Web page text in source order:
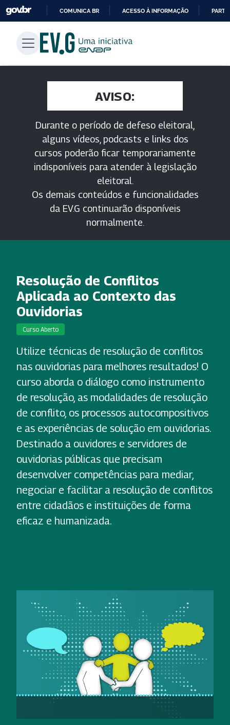
PARA
CONTEÚDO
COMUNICA BR ACESSO À INFORMAÇÃO
AVISO:
Durante o período de defeso eleitoral,
alguns vídeos, podcasts e links dos
cursos poderão ficar temporariamente
indisponíveis para atender à legislação
eleitoral.
Os demais conteúdos e funcionalidades
da EV.G continuarão disponíveis
normalmente.
Resolução de Conflitos
Aplicada ao Contexto das
Ouvidorias
Curso Aberto
Utilize técnicas de resolução de conflitos
nas ouvidorias para melhores resultados! O
curso aborda o diálogo como instrumento
de resolução, as modalidades de resolução
de conflito, os processos autocompositivos
e as experiências de solução em ouvidorias.
Destinado a ouvidores e servidores de
ouvidorias públicas que precisam
desenvolver competências para mediar,
negociar e facilitar a resolução de conflitos
entre cidadãos e instituições de forma
eficaz e humanizada.